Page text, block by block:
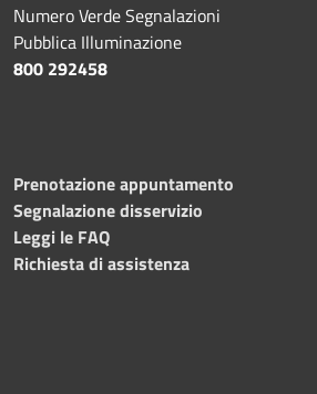
Numero Verde Segnalazioni
Pubblica Illuminazione
800 292458
Prenotazione appuntamento
Segnalazione disservizio
Leggi le FAQ
Richiesta di assistenza